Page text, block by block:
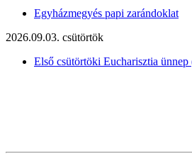
Egyházmegyés papi zarándoklat
2026.09.03. csütörtök
Első csütörtöki Eucharisztia ünnep